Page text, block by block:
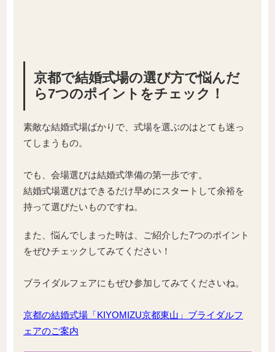
京都で結婚式場の選び方で悩んだ
ら7つのポイントをチェック！
素敵な結婚式場ばかりで、式場を選ぶのはとても迷っ
てしまうもの。
でも、会場選びは結婚式準備の第一歩です。
結婚式場選びはできるだけ早めにスタートして余裕を
持って選びたいものですね。
また、悩んでしまった時は、ご紹介した7つのポイント
をぜひチェックしてみてください！
ブライダルフェアにもぜひ参加してみてくださいね。
京都の結婚式場「KIYOMIZU京都東山」ブライダルフ
ェアのご案内